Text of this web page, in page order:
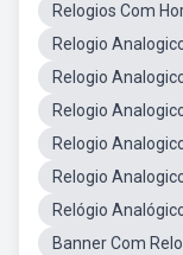
Relogios Com
Relogio
Relogio
Relogio
Relogio
Relogio
Relógio
Banner Com